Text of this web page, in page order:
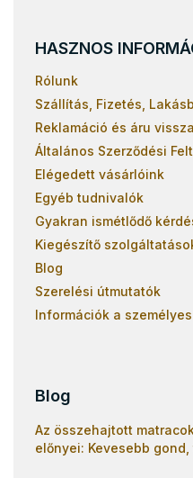
HASZNOS
Rólunk
Szállítás, Fizetés,
Reklamáció és áru
Általános Szerződési
Elégedett vásárlóink
Egyéb tudnivalók
Gyakran ismétlődő
Kiegészítő
Blog
Szerelési útmutatók
Információk a
Blog
Az összehajtott
előnyei: Kevesebb